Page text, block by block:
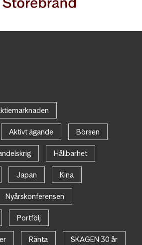
Aktivt ägande Börsen
Hållbarhet
Japan Kina
Nyårskonferensen
Portfölj
Ränta SKAGEN 30 år